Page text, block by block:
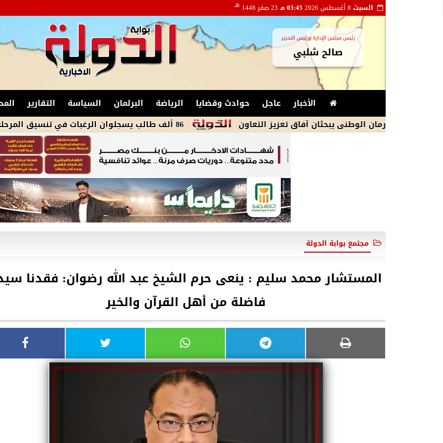
السبت 03:45 مـ 23 صفر 1448 هـ
رئيس مجلس الإدارة ورئيس التحرير
صالح شلبي
الأخبار عاجل حوادث وقضايا الرياضة البرلمان السياسة التقارير
86 ألف طالب يسجلوان الرغبات في تنسيق المرحلة الأولى للقبول بالجامعات
الوطنى يبحثان آفاق تعزيز التعاون
مجتمع بوابة الدولة
المستشار محمد سليم : ينعى حرم الشيخ عبد الله رضوان: فقدنا
فاضلة من أهل القرآن والخير